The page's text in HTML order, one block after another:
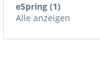
eSpring (1)
Alle anzeigen